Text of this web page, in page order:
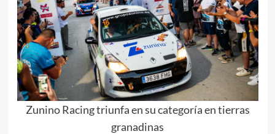
​Zunino Racing triunfa en su categoría en tierras
granadinas